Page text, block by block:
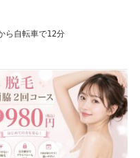
ら自転車で12分